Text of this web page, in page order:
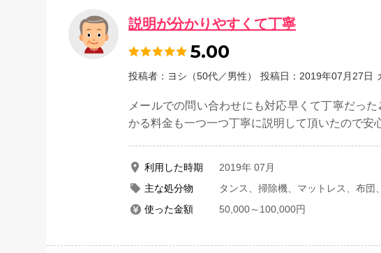
説明が分かりやすくて丁寧
5.00
投稿者：ヨシ（50代／男性） 投稿日：2019年07月27日
メールでの問い合わせにも対応早くて丁寧だっ
かる料金も一つ一つ丁寧に説明して頂いたので安
利用した時期
2019年 07月
主な処分物
タンス、掃除機、マットレス、布団
使った金額
50,000～100,000円